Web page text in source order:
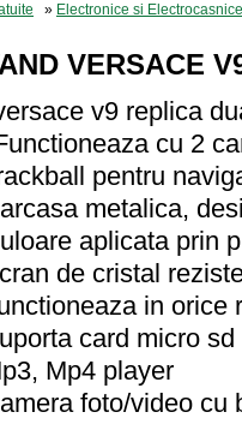
» Electronice si Electrocasnice
VERSACE
v9 replica
cu 2
pentru
metalica,
aplicata prin
de cristal
in orice
card micro
Mp4 player
foto/video cu